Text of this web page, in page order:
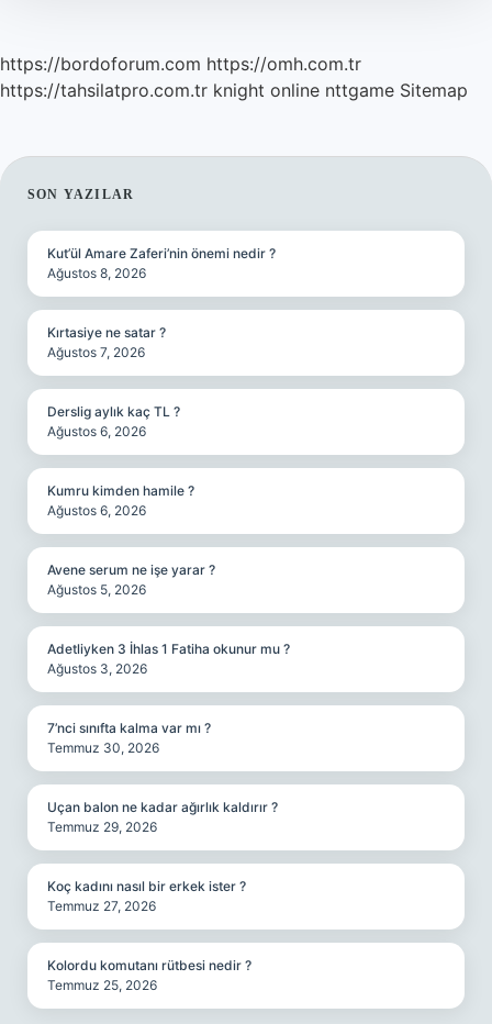
https://bordoforum.com https://omh.com.tr
https://tahsilatpro.com.tr knight online nttgame Sitemap
SIDEBAR
SON YAZILAR
Kut’ül Amare Zaferi’nin önemi nedir ?
Ağustos 8, 2026
Kırtasiye ne satar ?
Ağustos 7, 2026
Derslig aylık kaç TL ?
Ağustos 6, 2026
Kumru kimden hamile ?
Ağustos 6, 2026
Avene serum ne işe yarar ?
Ağustos 5, 2026
Adetliyken 3 İhlas 1 Fatiha okunur mu ?
Ağustos 3, 2026
7’nci sınıfta kalma var mı ?
Temmuz 30, 2026
Uçan balon ne kadar ağırlık kaldırır ?
Temmuz 29, 2026
Koç kadını nasıl bir erkek ister ?
Temmuz 27, 2026
Kolordu komutanı rütbesi nedir ?
Temmuz 25, 2026